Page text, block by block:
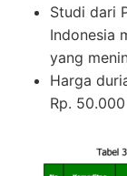
Studi dari
Indonesia
yang
Harga
Rp.